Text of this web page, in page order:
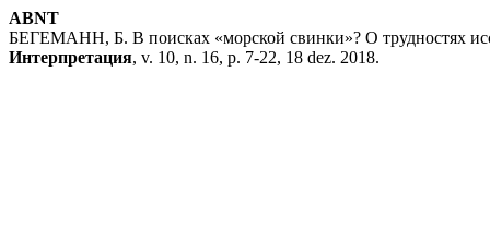
ABNT
БЕГЕМАНН, Б. В поисках «морской свинки»? О трудностях
Интерпретация, v. 10, n. 16, p. 7-22, 18 dez. 2018.